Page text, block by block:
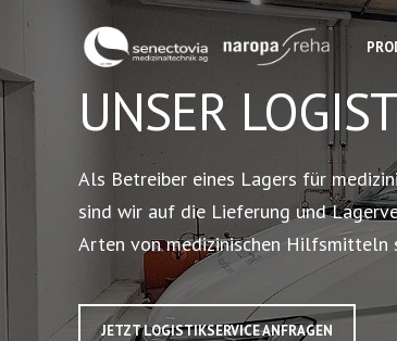
UNSER
Als Betreiber eines Lagers für
sind wir auf die Lieferung und
Arten von medizinischen Hilfsmitteln
JETZT LOGISTIKSERVICE ANFRAGEN